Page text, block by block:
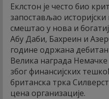
Еклстон је често био
запостављао
смештао у нова и
Абу Даби, Бахреин и
године одржана
Велика награда Немачке
због финансијских
британска трка
цена организације.